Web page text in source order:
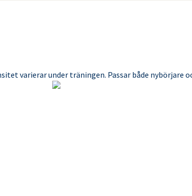
varierar under träningen. Passar både nybörjare